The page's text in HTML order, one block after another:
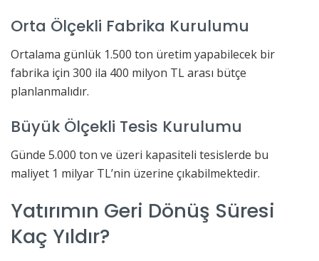
Orta Ölçekli Fabrika Kurulumu
Ortalama günlük 1.500 ton üretim yapabilecek bir
fabrika için 300 ila 400 milyon TL arası bütçe
planlanmalıdır.
Büyük Ölçekli Tesis Kurulumu
Günde 5.000 ton ve üzeri kapasiteli tesislerde bu
maliyet 1 milyar TL’nin üzerine çıkabilmektedir.
Yatırımın Geri Dönüş Süresi
Kaç Yıldır?